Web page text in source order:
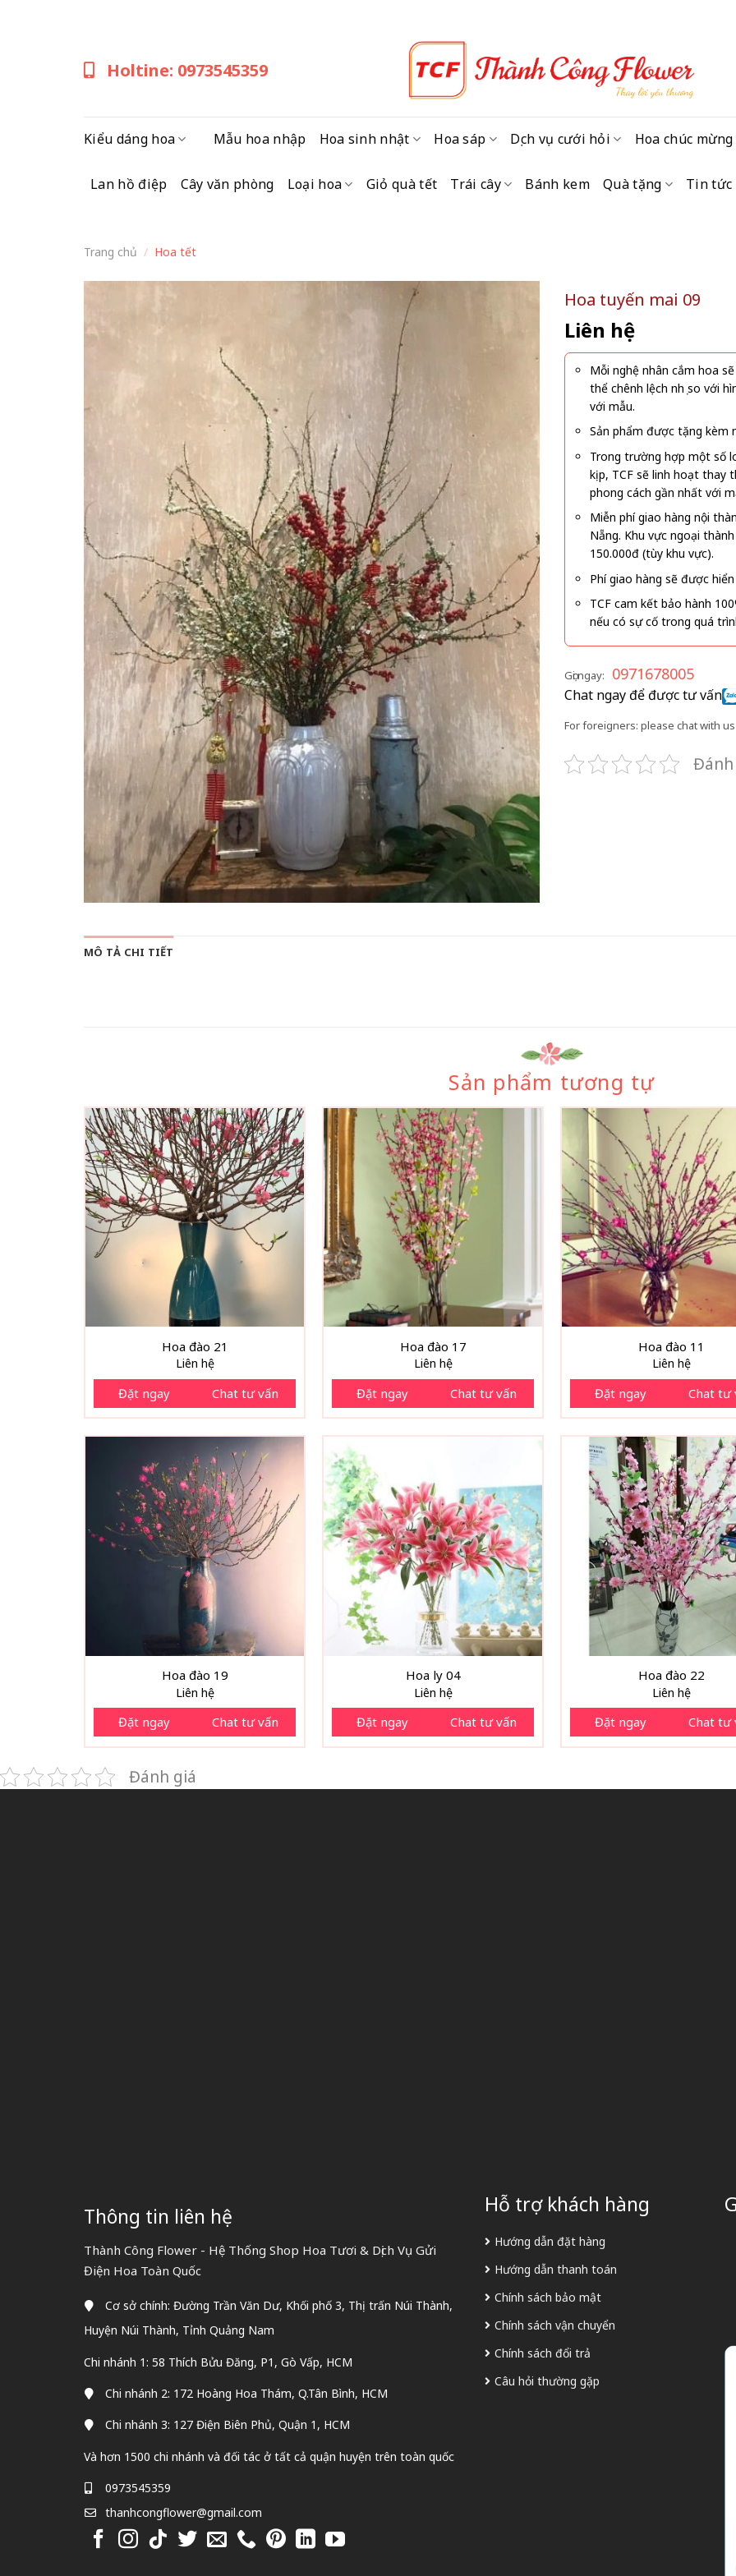
Holtine: 0973545359
Kiểu dáng hoa Mẫu hoa nhập Hoa sinh nhật Hoa sáp Dịch vụ cưới hỏi Hoa chúc mừng
Lan hồ điệp Cây văn phòng Loại hoa Giỏ quà tết Trái cây Bánh kem Quà tặng Tin tức
Trang chủ / Hoa tết
Hoa tuyến mai 09
Liên hệ
Mỗi nghệ nhân cắm hoa
thể chênh lệch nhẹ so với
với mẫu.
Sản phẩm được tặng kèm
Trong trường hợp một số
kịp, TCF sẽ linh hoạt thay
phong cách gần nhất với
Miễn phí giao hàng nội
Nẵng. Khu vực ngoại
150.000đ (tùy khu vực).
Phí giao hàng sẽ được
TCF cam kết bảo hành
nếu có sự cố trong quá
Gọi ngay: 0971678005
Chat ngay để được tư vấn
For foreigners: please chat with
MÔ TẢ CHI TIẾT
Sản phẩm tương tự
Hoa đào 21
Liên hệ
Đặt ngay Chat tư vấn
Hoa đào 17
Liên hệ
Đặt ngay Chat tư vấn
Hoa đào 11
Liên hệ
Đặt ngay Chat tư
Hoa đào 19
Liên hệ
Đặt ngay Chat tư vấn
Hoa ly 04
Liên hệ
Đặt ngay Chat tư vấn
Hoa đào 22
Liên hệ
Đặt ngay Chat tư
Đánh giá
Thông tin liên hệ
Thành Công Flower - Hệ Thống Shop Hoa Tươi & Dịch Vụ Gửi
Điện Hoa Toàn Quốc
Cơ sở chính: Đường Trần Văn Dư, Khối phố 3, Thị trấn Núi Thành,
Huyện Núi Thành, Tỉnh Quảng Nam
Chi nhánh 1: 58 Thích Bửu Đăng, P1, Gò Vấp, HCM
Chi nhánh 2: 172 Hoàng Hoa Thám, Q.Tân Bình, HCM
Chi nhánh 3: 127 Điện Biên Phủ, Quận 1, HCM
Và hơn 1500 chi nhánh và đối tác ở tất cả quận huyện trên toàn quốc
0973545359
thanhcongflower@gmail.com
Hỗ trợ khách hàng
Hướng dẫn đặt hàng
Hướng dẫn thanh toán
Chính sách bảo mật
Chính sách vận chuyển
Chính sách đổi trả
Câu hỏi thường gặp